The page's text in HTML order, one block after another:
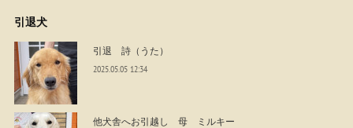
引退犬
引退 詩（うた）
2025.05.05 12:34
他犬舎へお引越し 母 ミルキー